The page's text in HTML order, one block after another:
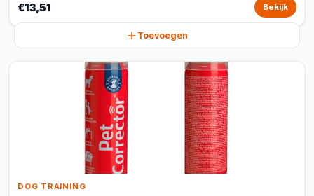
€13,51 Bekijk
Toevoegen
DOG TRAINING